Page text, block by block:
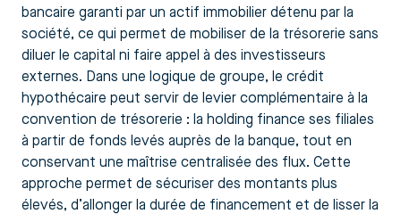
bancaire garanti par un actif immobilier détenu par la
société, ce qui permet de mobiliser de la trésorerie sans
diluer le capital ni faire appel à des investisseurs
externes. Dans une logique de groupe, le crédit
hypothécaire peut servir de levier complémentaire à la
convention de trésorerie : la holding finance ses filiales
à partir de fonds levés auprès de la banque, tout en
conservant une maîtrise centralisée des flux. Cette
approche permet de sécuriser des montants plus
élevés, d’allonger la durée de financement et de lisser la